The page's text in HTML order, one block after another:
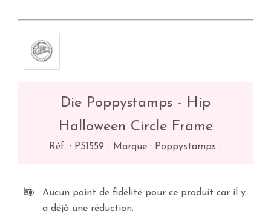
Die Poppystamps - Hip
Halloween Circle Frame
Réf. : PS1559 - Marque : Poppystamps -
Aucun point de fidélité pour ce produit car il y
a déjà une réduction.